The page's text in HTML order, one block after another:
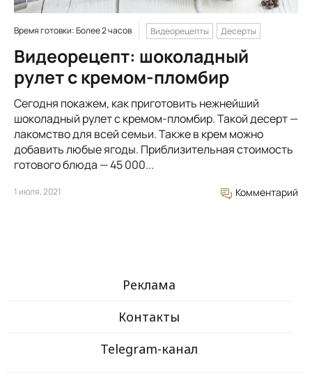
Время готовки: Более 2 часов Видеорецепты Десерты
Видеорецепт: шоколадный
рулет с кремом-пломбир
Сегодня покажем, как приготовить нежнейший
шоколадный рулет с кремом-пломбир. Такой десерт —
лакомство для всей семьи. Также в крем можно
добавить любые ягоды. Приблизительная стоимость
готового блюда — 45 000...
1 июля, 2021 Комментарий
Реклама
Контакты
Telegram-канал